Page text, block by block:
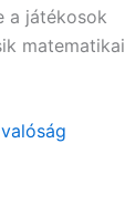
a játékosok
matematikai